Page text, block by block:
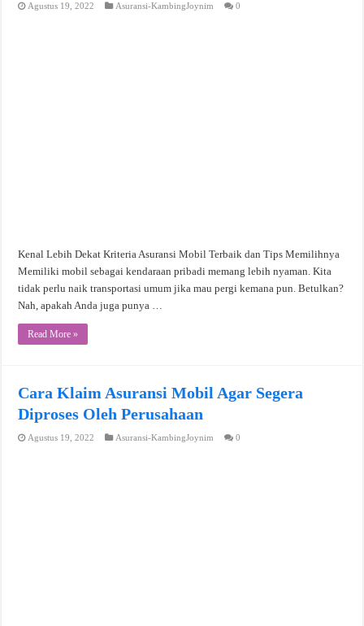
Agustus 19, 2022 Asuransi-KambingJoynim 0
Kenal Lebih Dekat Kriteria Asuransi Mobil Terbaik dan Tips Memilihnya
Memiliki mobil sebagai kendaraan pribadi memang lebih nyaman. Kita
tidak perlu naik transportasi umum jika mau pergi kemana pun. Betulkan?
Nah, apakah Anda juga punya …
Read More »
Cara Klaim Asuransi Mobil Agar Segera
Diproses Oleh Perusahaan
Agustus 19, 2022 Asuransi-KambingJoynim 0